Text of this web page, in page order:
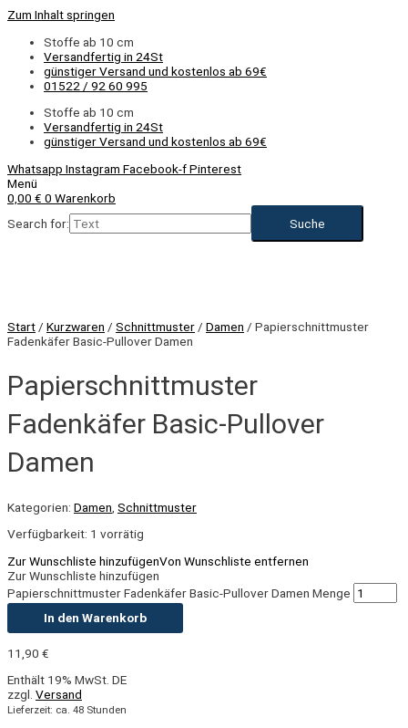
Zum Inhalt springen
Stoffe ab 10 cm
Versandfertig in 24St
günstiger Versand und kostenlos ab 69€
01522 / 92 60 995
Stoffe ab 10 cm
Versandfertig in 24St
günstiger Versand und kostenlos ab 69€
Whatsapp Instagram Facebook-fPinterest
Menü
0,00 € 0 Warenkorb
Search for:
Start / Kurzwaren / Schnittmuster / Damen / Papierschnittmuster
Fadenkäfer Basic-Pullover Damen
Papierschnittmuster
Fadenkäfer Basic-Pullover
Damen
Kategorien: Damen Schnittmuster
Verfügbarkeit: 1 vorrätig
Zur Wunschliste hinzufügenVon Wunschliste entfernen
Zur Wunschliste hinzufügen
Papierschnittmuster Fadenkäfer Basic-Pullover Damen Menge
In den Warenkorb
11,90 €
Enthält 19% MwSt. DE
zzgl. Versand
Lieferzeit: ca. 48 Stunden